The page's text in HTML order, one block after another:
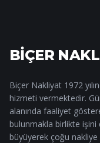
BİÇER
Biçer Nakliyat 1972
hizmeti vermektedir.
alanında faaliyet
bulunmakla birlikte işini
büyüyerek çoğu